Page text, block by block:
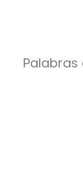
Palabras